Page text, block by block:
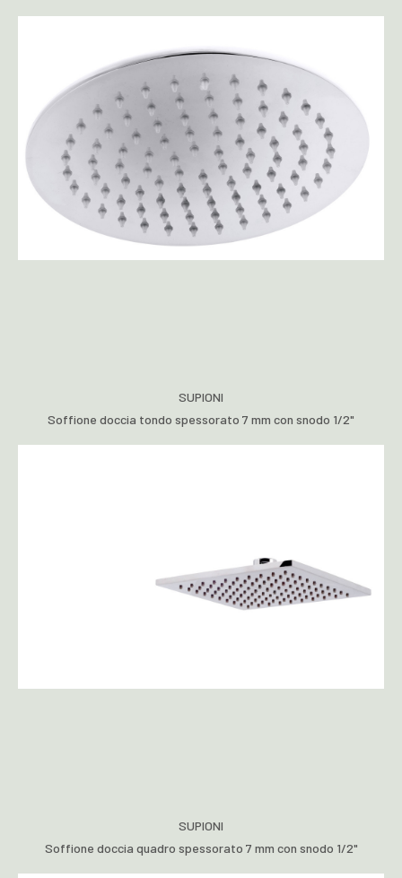
SUPIONI
Soffione doccia tondo spessorato 7 mm con snodo 1/2"
SUPIONI
Soffione doccia quadro spessorato 7 mm con snodo 1/2"